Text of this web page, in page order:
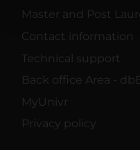
con altre informazioni
raccolto dal tuo utilizzo
Master and Post
Contact information
Technical support
Back office Area -
MyUnivr
Privacy policy